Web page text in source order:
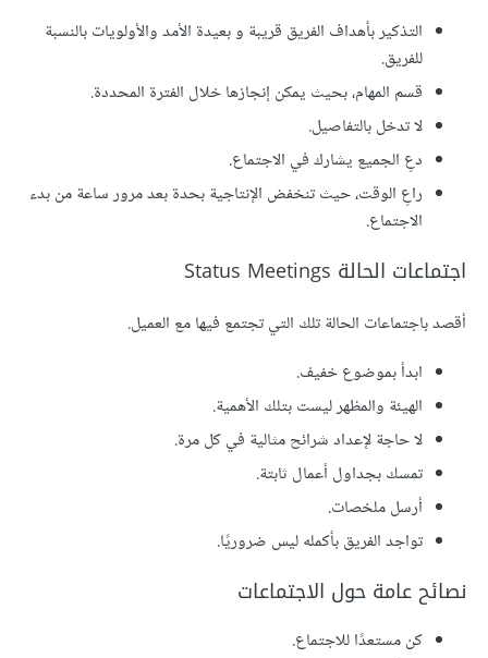
التذكير بأهداف الفريق قريبة و بعيدة الأمد والأولويات بالنسبة
للفريق.
قسم المهام، بحيث يمكن إنجازها خلال الفترة المحددة.
لا تدخل بالتفاصيل.
دعِ الجميع يشارك في الاجتماع.
راعِ الوقت، حيث تنخفض الإنتاجية بحدة بعد مرور ساعة من بدء
الاجتماع.
اجتماعات الحالة Status Meetings
أقصد باجتماعات الحالة تلك التي تجتمع فيها مع العميل.
ابدأ بموضوع خفيف.
الهيئة والمظهر ليست بتلك الأهمية.
لا حاجة لإعداد شرائح مثالية في كل مرة.
تمسك بجداول أعمال ثابتة.
أرسل ملخصات.
تواجد الفريق بأكمله ليس ضروريًا.
نصائح عامة حول الاجتماعات
كن مستعدًا للاجتماع.